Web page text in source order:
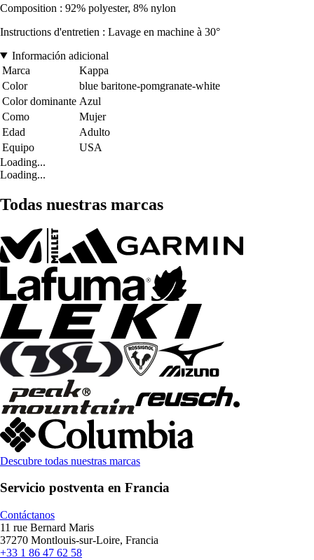
Composition : 92% polyester, 8% nylon
Instructions d'entretien : Lavage en machine à 30°
Información adicional
Marca
Kappa
Color
blue baritone-pomgranate-white
Color dominante Azul
Como
Mujer
Edad
Adulto
Equipo
USA
Loading...
Loading...
Todas nuestras marcas
Descubre todas nuestras marcas
Servicio postventa en Francia
Contáctanos
11 rue Bernard Maris
37270 Montlouis-sur-Loire, Francia
+33 1 86 47 62 58